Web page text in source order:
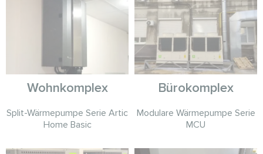
Wohnkomplex
Split-Wärmepumpe Serie Artic
Home Basic
Bürokomplex
Modulare Wärmepumpe Serie
MCU